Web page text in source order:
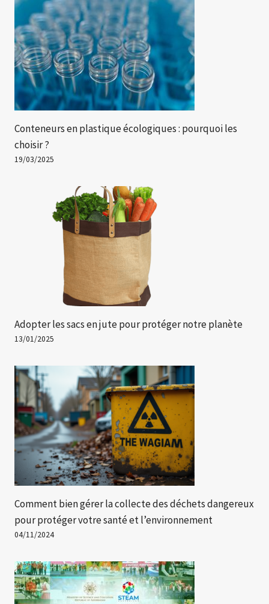
Conteneurs en plastique écologiques : pourquoi les
choisir ?
19/03/2025
Adopter les sacs en jute pour protéger notre planète
13/01/2025
Comment bien gérer la collecte des déchets dangereux
pour protéger votre santé et l’environnement
04/11/2024